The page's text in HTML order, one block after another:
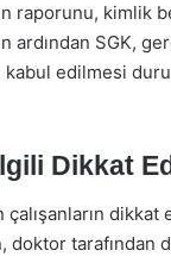
raporunu, kimlik
ardından SGK,
edilmesi
Dikkat
çalışanların
tarafından